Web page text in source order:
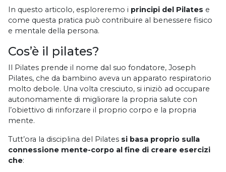
In questo articolo, esploreremo i principi del Pilates e
come questa pratica può contribuire al benessere fisico
e mentale della persona.
Cos’è il pilates?
Il Pilates prende il nome dal suo fondatore, Joseph
Pilates, che da bambino aveva un apparato respiratorio
molto debole. Una volta cresciuto, si iniziò ad occupare
autonomamente di migliorare la propria salute con
l’obiettivo di rinforzare il proprio corpo e la propria
mente.
Tutt’ora la disciplina del Pilates si basa proprio sulla
connessione mente-corpo al fine di creare esercizi
che: